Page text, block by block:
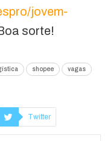
jovem-
sorte!
shopee vagas
Twitter